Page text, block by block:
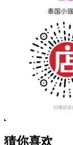
猜你喜欢